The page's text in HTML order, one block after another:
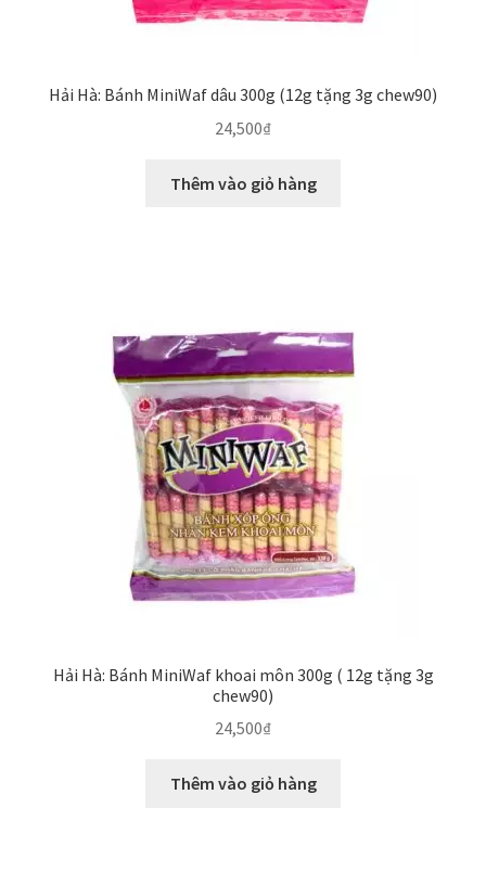
Hải Hà: Bánh MiniWaf dâu 300g (12g tặng 3g chew90)
24,500₫
Thêm vào giỏ hàng
Hải Hà: Bánh MiniWaf khoai môn 300g ( 12g tặng 3g
chew90)
24,500₫
Thêm vào giỏ hàng